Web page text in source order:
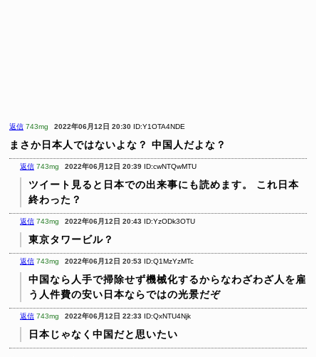
返信 743mg 2022年06月12日 20:30 ID:Y1OTA4NDE
まさか日本人ではないよな？ 中国人だよな？
返信 743mg 2022年06月12日 20:39 ID:cwNTQwMTU
ツイート見ると日本での出来事にも読めます。
これ日本
終わった？
返信 743mg 2022年06月12日 20:43 ID:YzODk3OTU
東京タワービル？
返信 743mg 2022年06月12日 20:53 ID:Q1MzYzMTc
中国なら人手で掃除せず機械化するからなわざわざ人を雇
う人件費の安い日本ならではの光景だぞ
返信 743mg 2022年06月12日 22:33 ID:QxNTU4Njk
日本じゃなく中国だと思いたい